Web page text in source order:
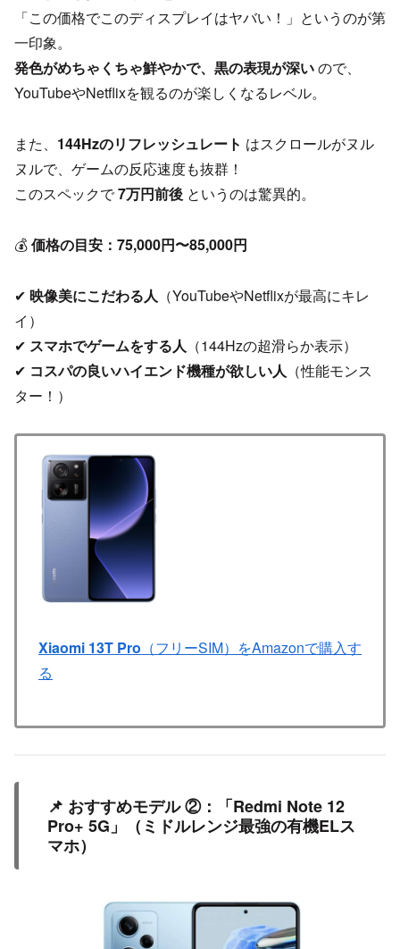
「この価格でこのディスプレイはヤバい！」というのが第
一印象。
発色がめちゃくちゃ鮮やかで、黒の表現が深いので、
YouTubeやNetflixを観るのが楽しくなるレベル。
また、 144Hzのリフレッシュレート はスクロールがヌル
ヌルで、ゲームの反応速度も抜群！
このスペックで7万円前後 というのは驚異的。
💰価格の目安：75,000円〜85,000円
✔ 映像美にこだわる人 （YouTubeやNetflixが最高にキレ
イ）
✔ スマホでゲームをする人 （144Hzの超滑らか表示）
✔ コスパの良いハイエンド機種が欲しい人 （性能モンス
ター！）
Xiaomi 13T Pro （フリーSIM）をAmazonで購入す
る
📌 おすすめモデル ②：「Redmi Note 12
Pro+ 5G」（ミドルレンジ最強の有機ELス
マホ）